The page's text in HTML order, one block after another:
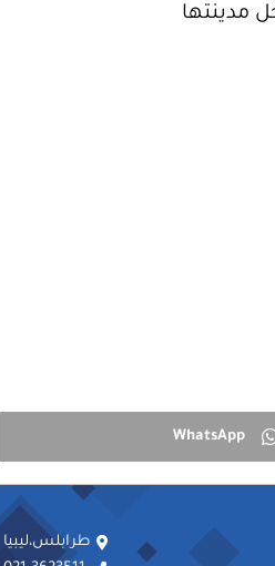
مدينتها
WhatsApp
طرابلس،ليبيا